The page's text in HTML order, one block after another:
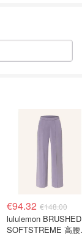
€94.32 €148.00
lululemon BRUSHED
SOFTSTREME 高腰